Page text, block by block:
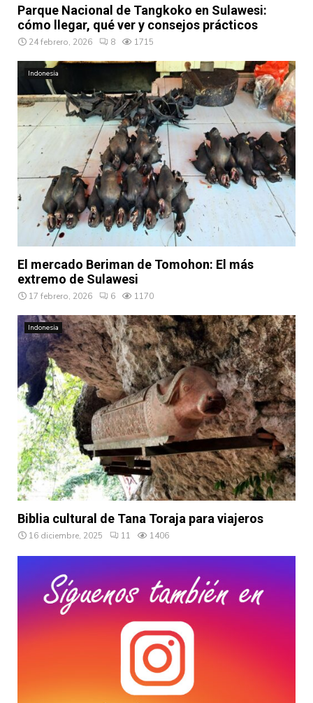
Parque Nacional de Tangkoko en Sulawesi:
cómo llegar, qué ver y consejos prácticos
24 febrero, 2026 8 1715
Indonesia
El mercado Beriman de Tomohon: El más
extremo de Sulawesi
17 febrero, 2026 6 1170
Indonesia
Biblia cultural de Tana Toraja para viajeros
16 diciembre, 2025 11 1406